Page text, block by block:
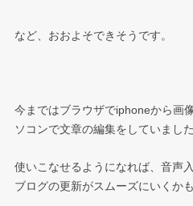
など、おおよそできそうです。
今まではブラウザでiphoneから画
ソコンで文章の編集をしていました
使いこなせるようになれば、音声
ブログの更新がスムーズにいくか